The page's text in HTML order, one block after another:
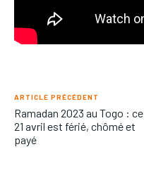
ARTICLE PRÉCÉDENT
Ramadan 2023 au Togo : ce
21 avril est férié, chômé et
payé